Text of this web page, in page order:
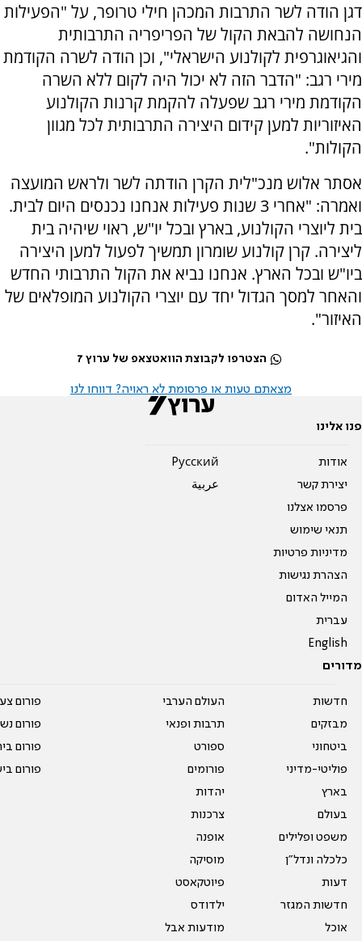
דגן הודה לשר התרבות המכהן חילי טרופר, על "הפעילות
הנחושה להבאת הקול של הפריפריה התרבותית
והגיאוגרפית לקולנוע הישראלי", וכן הודה לשרה הקודמת
מירי רגב: "הדבר הזה לא יכול היה לקום ללא השרה
הקודמת מירי רגב שפעלה להקמת קרנות הקולנוע
האיזוריות למען קידום היצירה התרבותית לכל מגוון
הקולות".
אסתר אלוש מנכ"לית הקרן הודתה לשר ולראש המועצה
ואמרה: "אחרי 3 שנות פעילות אנחנו נכנסים היום לבית.
בית ליוצרי הקולנוע, בארץ ובכל יו"ש, ראוי שיהיה בית
ליצירה. קרן קולנוע שומרון תמשיך לפעול למען היצירה
ביו"ש ובכל הארץ. אנחנו נביא את הקול התרבותי החדש
והאחר למסך הגדול יחד עם יוצרי הקולנוע המופלאים של
האיזור".
הצטרפו לקבוצת הוואטצאפ של ערוץ 7
מצאתם טעות או פרסומת לא ראויה? דווחו לנו
פנו אלינו
אודות
יצירת קשר
פרסמו אצלנו
תנאי שימוש
מדיניות פרטיות
הצהרת נגישות
המייל האדום
עברית
English
Pусский
عربية
מדורים
חדשות
מבזקים
ביטחוני
פוליטי-מדיני
בארץ
בעולם
משפט ופלילים
כלכלה ונדל"ן
דעות
חדשות המגזר
אוכל
העולם הערבי
תרבות ופנאי
ספורט
פורומים
יהדות
צרכנות
אופנה
מוסיקה
פיוטקאסט
ילדודס
מודעות אבל
פורום
פורום
פורום
פורום